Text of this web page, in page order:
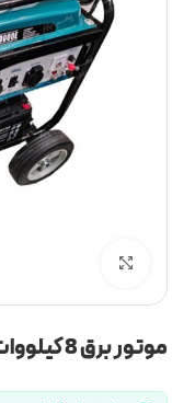
موتور برق 8 کیلووات 34.1 آمپر مدل 10000E برند CNB